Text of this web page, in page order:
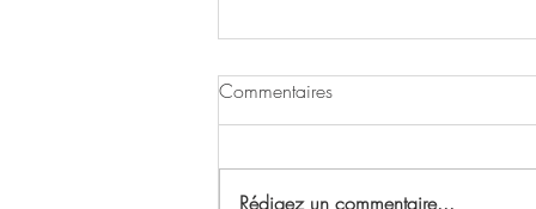
Commentaires
Rédigez un commentaire...